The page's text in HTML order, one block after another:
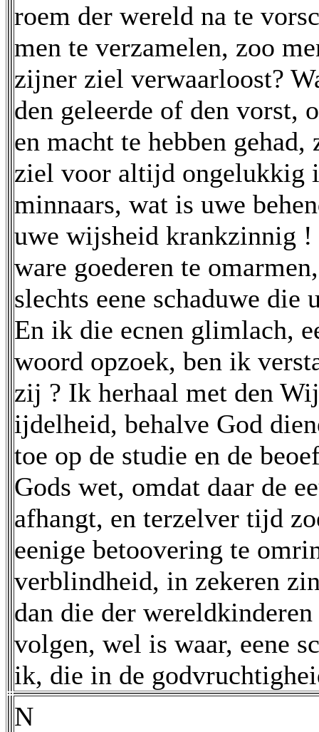
roem der wereld na te
men te verzamelen, zoo
zijner ziel verwaarloost?
den geleerde of den vorst,
en macht te hebben gehad,
ziel voor altijd ongelukkig
minnaars, wat is uwe
uwe wijsheid krankzinnig
ware goederen te
slechts eene schaduwe die
En ik die ecnen glimlach,
woord opzoek, ben ik
zij ? Ik herhaal met den
ijdelheid, behalve God
toe op de studie en de
Gods wet, omdat daar de
afhangt, en terzelver tijd
eenige betoovering te
verblindheid, in zekeren
dan die der
volgen, wel is waar, eene
ik, die in de
N